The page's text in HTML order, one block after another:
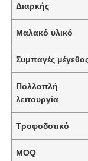
Διαρκής
Μαλακό υλικό
Συμπαγές
Πολλαπλή
λειτουργία
Τροφοδοτικό
MOQ